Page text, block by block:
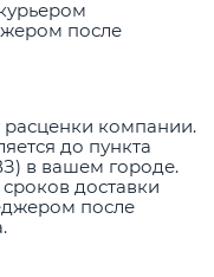
после
расценки компании.
до пункта
в вашем городе.
доставки
после